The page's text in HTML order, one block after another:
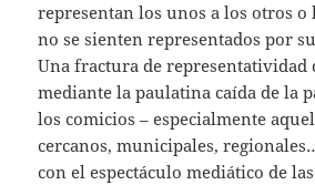
representan los unos a los otros o
no se sienten representados por
Una fractura de representatividad
mediante la paulatina caída de la
los comicios – especialmente
cercanos, municipales,
con el espectáculo mediático de